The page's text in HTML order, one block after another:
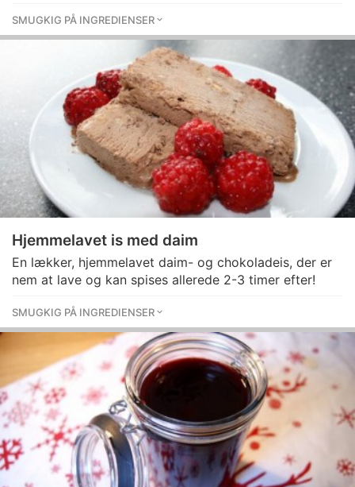
SMUGKIG PÅ INGREDIENSER
Hjemmelavet is med daim
En lækker, hjemmelavet daim- og chokoladeis, der er
nem at lave og kan spises allerede 2-3 timer efter!
SMUGKIG PÅ INGREDIENSER